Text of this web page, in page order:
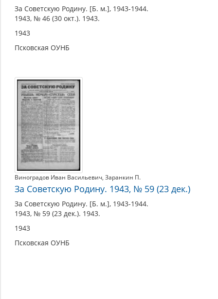
За Советскую Родину. [Б. м.], 1943-1944.
1943, № 46 (30 окт.). 1943.
1943
Псковская ОУНБ
Виноградов Иван Васильевич, Заранкин П.
За Советскую Родину. 1943, № 59 (23 дек.)
За Советскую Родину. [Б. м.], 1943-1944.
1943, № 59 (23 дек.). 1943.
1943
Псковская ОУНБ